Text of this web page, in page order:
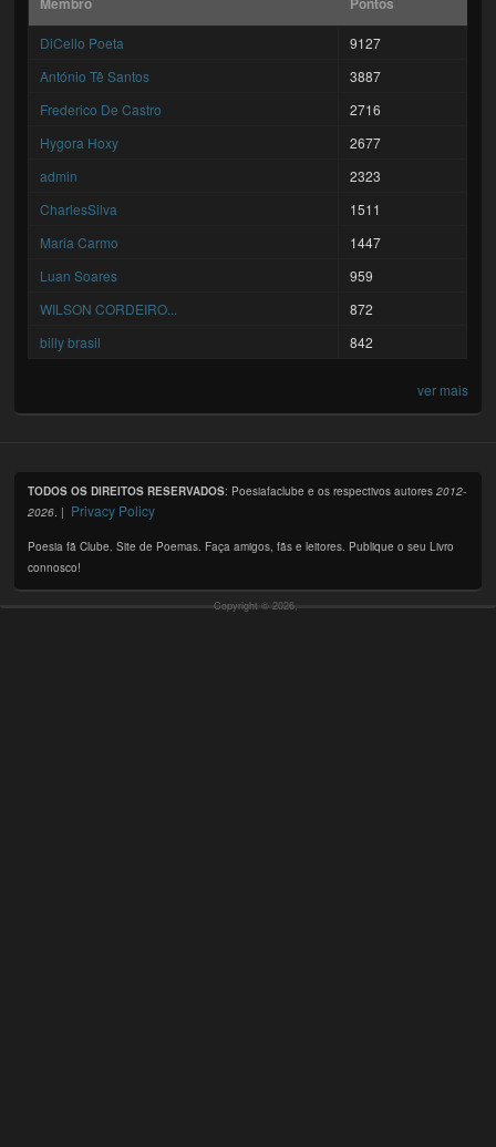
DiCello Poeta
9127
António Tê Santos
3887
Frederico De Castro
2716
Hygora Hoxy
2677
admin
2323
CharlesSilva
1511
Maria Carmo
1447
Luan Soares
959
WILSON CORDEIRO...
872
billy brasil
842
ver mais
TODOS OS DIREITOS RESERVADOS: Poesiafaclube e os respectivos autores2012-
2026. | Privacy Policy
Poesia fã Clube. Site de Poemas. Faça amigos, fãs e leitores. Publique o seu Livro
connosco!
Copyright © 2026,